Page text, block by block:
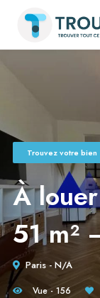
Trouvez votre bien
À
51 m²
Paris - N/A
Vue - 156